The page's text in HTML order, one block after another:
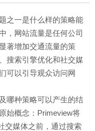
一是什么样的策略能
，网站流量是任何公司
著增加交通流量的策
搜索引擎优化和社交媒
可以引导观众访问网
种策略可以产生的结
始概念：Primeview将
交媒体之前，通过搜索